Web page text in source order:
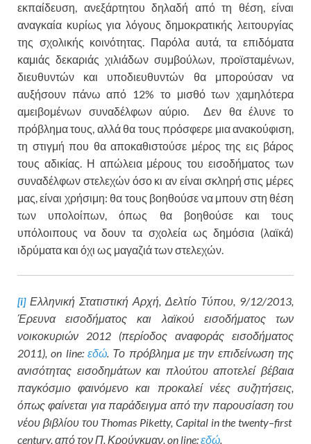
εκπαίδευση, ανεξάρτητου δηλαδή από τη θέση, είναι
αναγκαία κυρίως για λόγους δημοκρατικής λειτουργίας
της σχολικής κοινότητας. Παρόλα αυτά, τα επιδόματα
καμιάς δεκαριάς χιλιάδων συμβούλων, προϊσταμένων,
διευθυντών και υποδιευθυντών θα μπορούσαν να
αυξήσουν πάνω από 12% το μισθό των χαμηλότερα
αμειβομένων συναδέλφων αύριο. Δεν θα έλυνε το
πρόβλημα τους, αλλά θα τους πρόσφερε μια ανακούφιση,
τη στιγμή που θα αποκαθιστούσε μέρος της εις βάρος
τους αδικίας. Η απώλεια μέρους του εισοδήματος των
συναδέλφων στελεχών όσο κι αν είναι σκληρή στις μέρες
μας, είναι χρήσιμη: θα τους βοηθούσε να μπουν στη θέση
των υπολοίπων, όπως θα βοηθούσε και τους
υπόλοιπους να δουν τα σχολεία ως δημόσια (λαϊκά)
ιδρύματα και όχι ως μαγαζιά των στελεχών.
[i]Ελληνική Στατιστική Αρχή, Δελτίο Τύπου, 9/12/2013,
Έρευνα εισοδήματος και λαϊκού εισοδήματος των
νοικοκυριών 2012 (περίοδος αναφοράς εισοδήματος
2011),on line:εδώ. Το πρόβλημα με την επιδείνωση της
ανισότητας εισοδημάτων και πλούτου αποτελεί βέβαια
παγκόσμιο φαινόμενο και προκαλεί νέες συζητήσεις,
όπως φαίνεται για παράδειγμα από την παρουσίαση του
νέου βιβλίου του Thomas Piketty, Capital inthe twenty–first
century, από τον Π. Κρούγκμαν, on line:εδώ.